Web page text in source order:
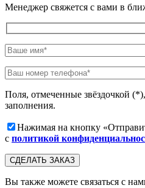
Менеджер свяжется с вами в
Поля, отмеченные звёздочкой
заполнения.
Нажимая на кнопку
с политикой
Вы также можете связаться с